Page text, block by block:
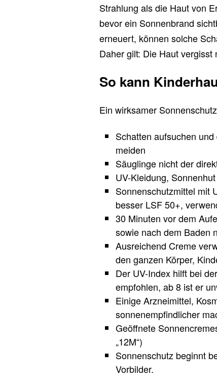
Strahlung als die Haut von
bevor ein Sonnenbrand
erneuert, können solche
Daher gilt: Die Haut vergisst
So kann
Ein wirksamer
Schatten aufsuchen
meiden
Säuglinge nicht der
UV-Kleidung,
Sonnenschutzmittel mit
besser LSF 50+,
30 Minuten vor dem
sowie nach dem Baden
Ausreichend Creme
den ganzen Körper,
Der UV-Index hilft bei
empfohlen, ab 8 ist er
Einige Arzneimittel,
sonnenempfindlicher
Geöffnete
„12M“)
Sonnenschutz beginnt
Vorbilder.